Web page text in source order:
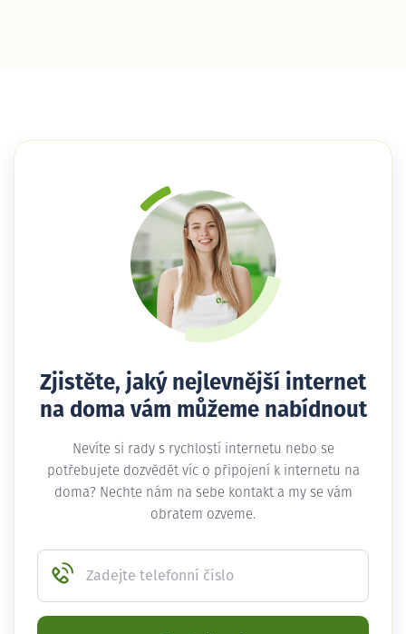
Zjistěte, jaký nejlevnější internet
na doma vám můžeme nabídnout
Nevíte si rady s rychlostí internetu nebo se
potřebujete dozvědět víc o připojení k internetu na
doma? Nechte nám na sebe kontakt a my se vám
obratem ozveme.
Zadejte telefonní číslo